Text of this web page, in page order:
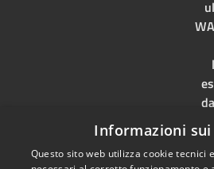
Informazioni
Questo sito web utilizza cookie tecnici